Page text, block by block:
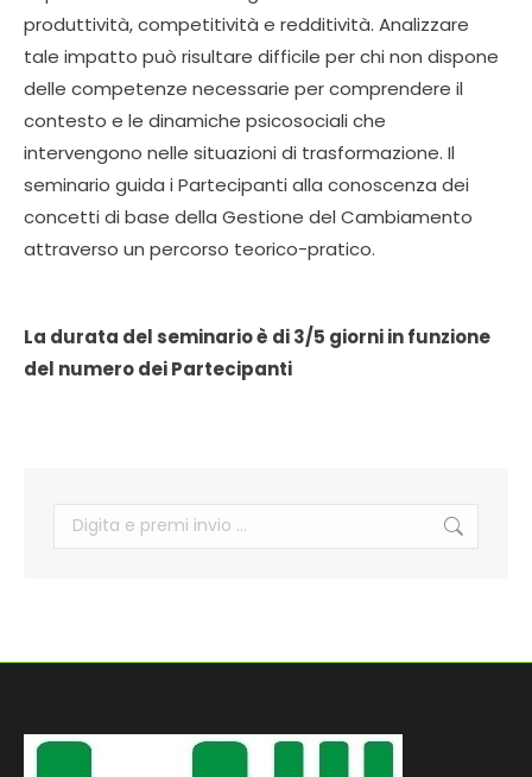
produttività, competitività e redditività. Analizzare
tale impatto può risultare difficile per chi non dispone
delle competenze necessarie per comprendere il
contesto e le dinamiche psicosociali che
intervengono nelle situazioni di trasformazione. Il
seminario guida i Partecipanti alla conoscenza dei
concetti di base della Gestione del Cambiamento
attraverso un percorso teorico-pratico.
La durata del seminario è di 3/5 giorni in funzione
del numero dei Partecipanti